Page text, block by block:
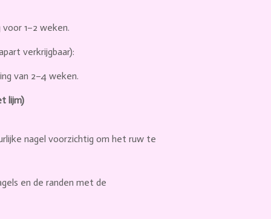
voor 1–2 weken.
verkrijgbaar):
van 2–4 weken.
lijm)
nagel voorzichtig om het ruw te
en de randen met de